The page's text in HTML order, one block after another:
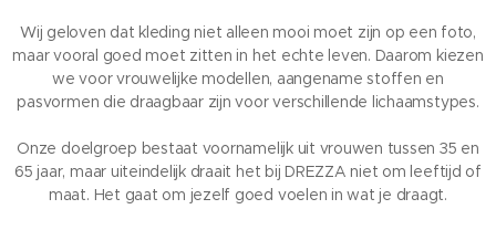
Wij geloven dat kleding niet alleen mooi moet zijn op een foto,
maar vooral goed moet zitten in het echte leven. Daarom kiezen
we voor vrouwelijke modellen, aangename stoffen en
pasvormen die draagbaar zijn voor verschillende lichaamstypes.
Onze doelgroep bestaat voornamelijk uit vrouwen tussen 35 en
65 jaar, maar uiteindelijk draait het bij DREZZA niet om leeftijd of
maat. Het gaat om jezelf goed voelen in wat je draagt.